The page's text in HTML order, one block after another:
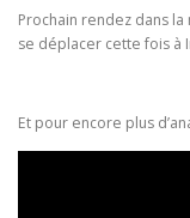
Prochain rendez dans
se déplacer cette fois à
Et pour encore plus